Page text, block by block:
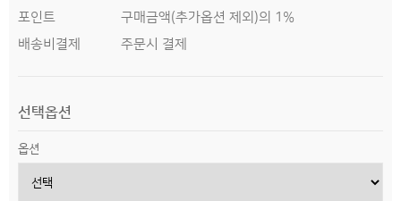
포인트
구매금액(추가옵션 제외)의 1%
배송비결제
주문시 결제
선택옵션
옵션